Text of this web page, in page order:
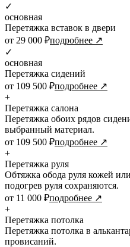
✓
основная
Перетяжка вставок в двери
от 29 000 ₽подробнее ↗
✓
основная
Перетяжка сидений
от 109 500 ₽подробнее ↗
+
Перетяжка салона
Перетяжка обоих рядов
выбранный материал.
от 109 500 ₽подробнее ↗
+
Перетяжка руля
Обтяжка обода руля кожей
подогрев руля сохраняются.
от 11 000 ₽подробнее ↗
+
Перетяжка потолка
Перетяжка потолка в
провисаний.